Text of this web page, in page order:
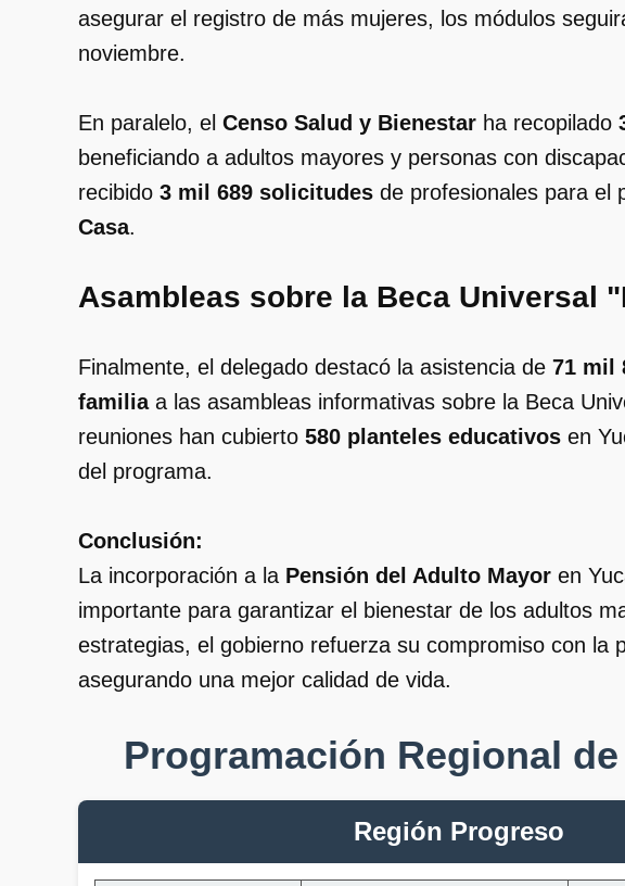
asegurar el registro de más mujeres, los módulos
noviembre.
En paralelo, el Censo Salud y Bienestar ha recopilado
beneficiando a adultos mayores y personas con
recibido 3 mil 689 solicitudes de profesionales para el
Casa.
Asambleas sobre la Beca Universal
Finalmente, el delegado destacó la asistencia de 71 mil
familiaa las asambleas informativas sobre la Beca
reuniones han cubierto 580 planteles educativos en
del programa.
Conclusión:
La incorporación a la Pensión del Adulto Mayor en
importante para garantizar el bienestar de los adultos
estrategias, el gobierno refuerza su compromiso con la
asegurando una mejor calidad de vida.
Programación Regional
Región Progreso